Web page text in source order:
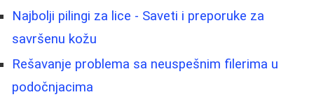
Najbolji pilingi za lice - Saveti i preporuke za
savršenu kožu
Rešavanje problema sa neuspešnim filerima u
podočnjacima